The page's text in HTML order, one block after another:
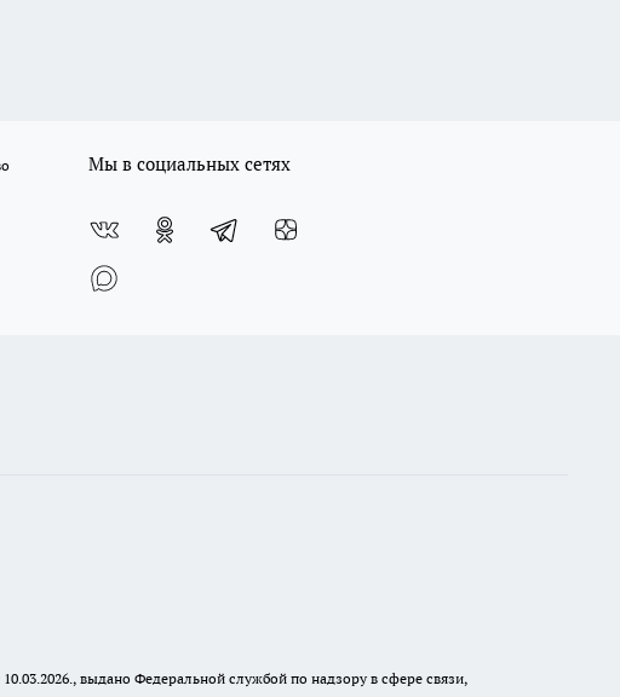
Мы в социальных сетях
выдано Федеральной службой по надзору в сфере связи,